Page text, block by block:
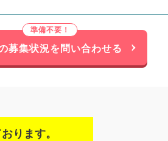
募集状況を問い合わせる
ります。